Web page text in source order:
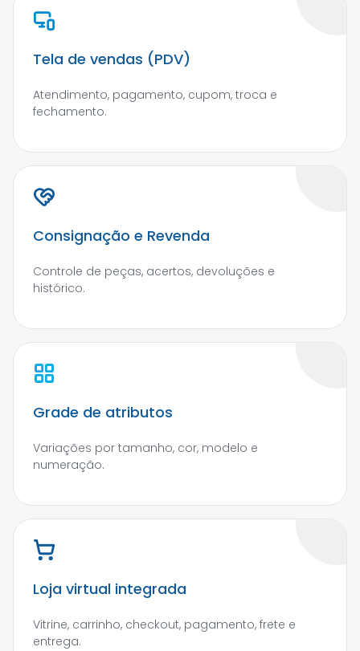
Tela de vendas (PDV)
Atendimento, pagamento, cupom, troca e
fechamento.
Consignação e Revenda
Controle de peças, acertos, devoluções e
histórico.
Grade de atributos
Variações por tamanho, cor, modelo e
numeração.
Loja virtual integrada
Vitrine, carrinho, checkout, pagamento, frete e
entrega.